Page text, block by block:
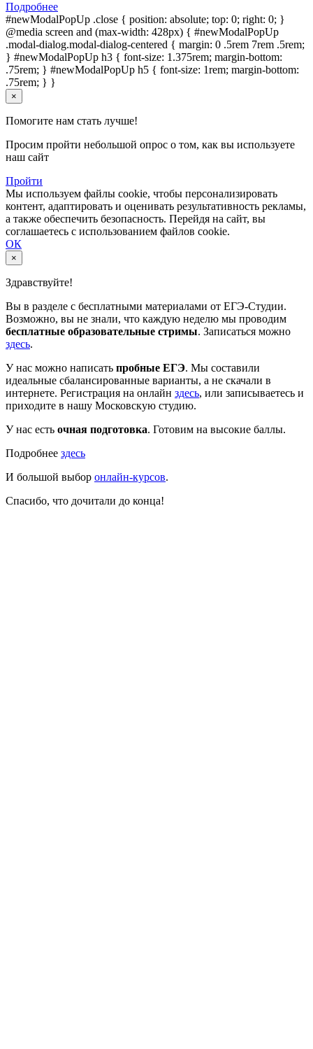
Подробнее
#newModalPopUp .close { position: absolute; top: 0; right: 0; }
@media screen and (max-width: 428px) { #newModalPopUp
.modal-dialog.modal-dialog-centered { margin: 0 .5rem 7rem .5rem;
} #newModalPopUp h3 { font-size: 1.375rem; margin-bottom:
.75rem; } #newModalPopUp h5 { font-size: 1rem; margin-bottom:
.75rem; } }
×
Помогите нам стать лучше!
Просим пройти небольшой опрос о том, как вы используете
наш сайт
Пройти
Мы используем файлы cookie, чтобы персонализировать
контент, адаптировать и оценивать результативность рекламы,
а также обеспечить безопасность. Перейдя на сайт, вы
соглашаетесь с использованием файлов cookie.
ОК
×
Здравствуйте!
Вы в разделе с бесплатными материалами от ЕГЭ-Студии.
Возможно, вы не знали, что каждую неделю мы проводим
бесплатные образовательные стримы. Записаться можно
здесь.
У нас можно написать пробные ЕГЭ. Мы составили
идеальные сбалансированные варианты, а не скачали в
интернете. Регистрация на онлайн здесь, или записываетесь и
приходите в нашу Московскую студию.
У нас есть очная подготовка. Готовим на высокие баллы.
Подробнее здесь
И большой выбор онлайн-курсов.
Спасибо, что дочитали до конца!